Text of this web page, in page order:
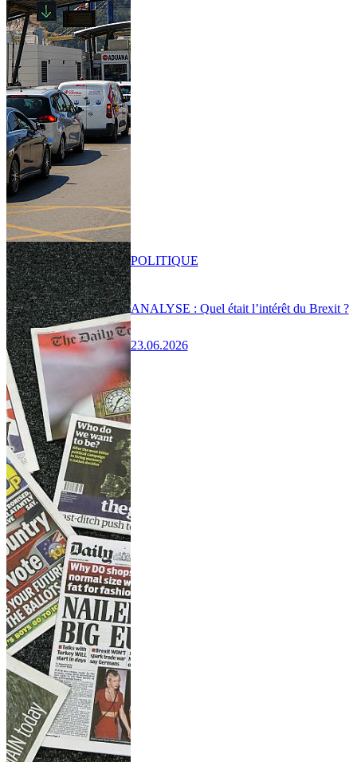
ANALYSE : Quel était l’intérêt du Brexit ?
23.06.2026
POLITIQUE